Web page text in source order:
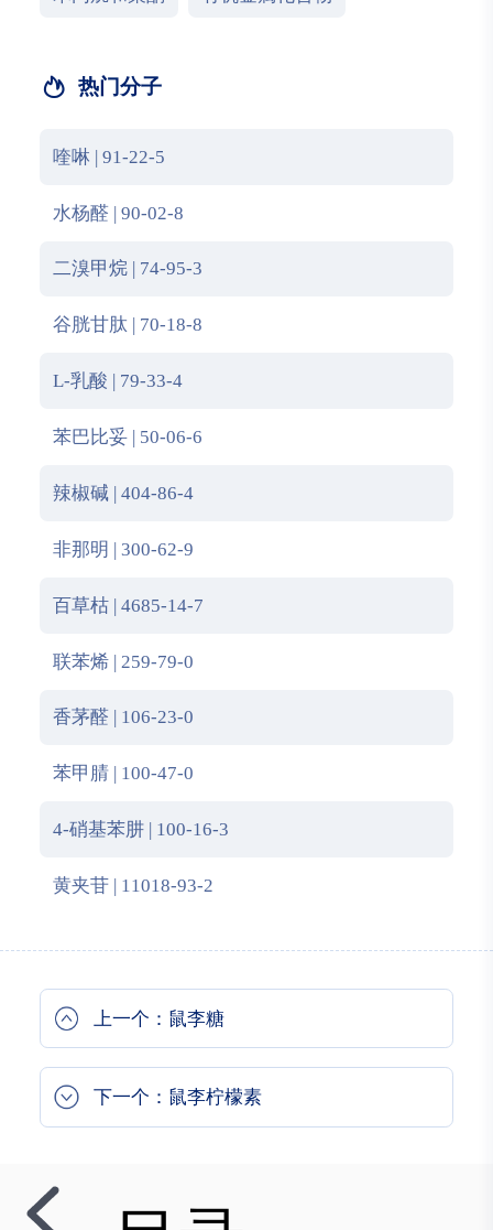
热门分子
喹啉 | 91-22-5
水杨醛 | 90-02-8
二溴甲烷 | 74-95-3
谷胱甘肽 | 70-18-8
L-乳酸 | 79-33-4
苯巴比妥 | 50-06-6
辣椒碱 | 404-86-4
非那明 | 300-62-9
百草枯 | 4685-14-7
联苯烯 | 259-79-0
香茅醛 | 106-23-0
苯甲腈 | 100-47-0
4-硝基苯肼 | 100-16-3
黄夹苷 | 11018-93-2
上一个：鼠李糖
下一个：鼠李柠檬素